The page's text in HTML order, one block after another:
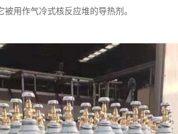
用作气冷式核反应堆的导热剂。